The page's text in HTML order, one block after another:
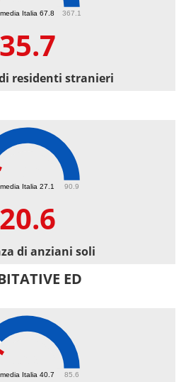
media Italia 67.8 367.1
35.7
residenti stranieri
media Italia 27.1 90.9
20.6
di anziani soli
ED
media Italia 40.7 85.6